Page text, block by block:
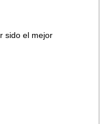
sido el mejor